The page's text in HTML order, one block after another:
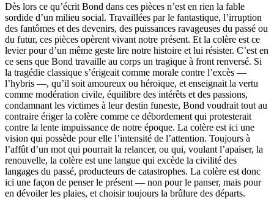
Dès lors ce qu’écrit Bond dans ces pièces n’est en rien la fable
sordide d’un milieu social. Travaillées par le fantastique, l’irruption
des fantômes et des devenirs, des puissances ravageuses du passé ou
du futur, ces pièces opèrent vivant notre présent. Et la colère est ce
levier pour d’un même geste lire notre histoire et lui résister. C’est en
ce sens que Bond travaille au corps un tragique à front renversé. Si
la tragédie classique s’érigeait comme morale contre l’excès —
l’hybris —, qu’il soit amoureux ou héroïque, et enseignait la vertu
comme modération civile, équilibre des intérêts et des passions,
condamnant les victimes à leur destin funeste, Bond voudrait tout au
contraire ériger la colère comme ce débordement qui protesterait
contre la lente impuissance de notre époque. La colère est ici une
vision qui possède pour elle l’intensité de l’attention. Toujours à
l’affût d’un mot qui pourrait la relancer, ou qui, voulant l’apaiser, la
renouvelle, la colère est une langue qui excède la civilité des
langages du passé, producteurs de catastrophes. La colère est donc
ici une façon de penser le présent — non pour le panser, mais pour
en dévoiler les plaies, et choisir toujours la brûlure des départs.